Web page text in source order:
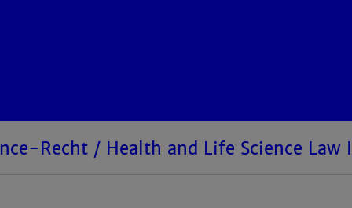
Recht / Health and Life Science Law